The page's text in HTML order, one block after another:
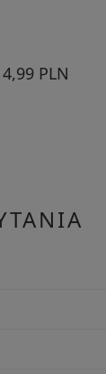
PLN
jest
zamówienia